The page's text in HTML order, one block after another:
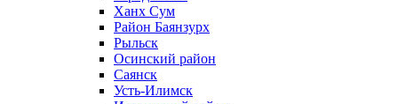
Ханх Сум
Район Баянзурх
Рыльск
Осинский район
Саянск
Усть-Илимск